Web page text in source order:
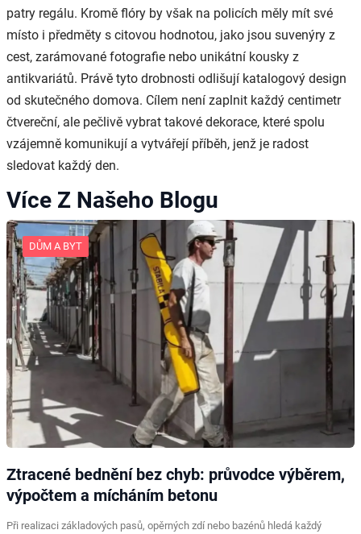
patry regálu. Kromě flóry by však na policích měly mít své
místo i předměty s citovou hodnotou, jako jsou suvenýry z
cest, zarámované fotografie nebo unikátní kousky z
antikvariátů. Právě tyto drobnosti odlišují katalogový design
od skutečného domova. Cílem není zaplnit každý centimetr
čtvereční, ale pečlivě vybrat takové dekorace, které spolu
vzájemně komunikují a vytvářejí příběh, jenž je radost
sledovat každý den.
Více Z Našeho Blogu
DŮM A BYT
Ztracené bednění bez chyb: průvodce výběrem,
výpočtem a mícháním betonu
Při realizaci základových pasů, opěrných zdí nebo bazénů hledá každý